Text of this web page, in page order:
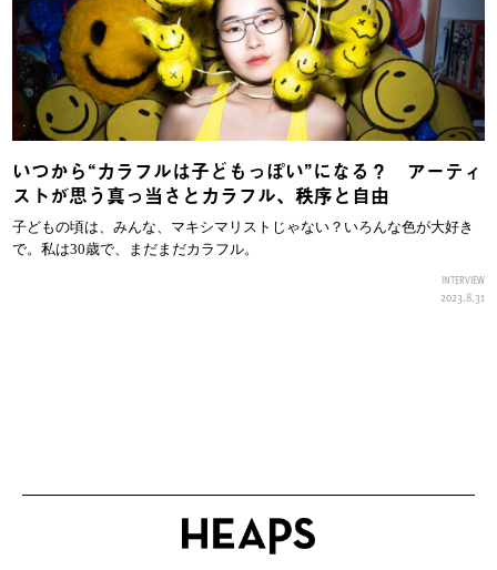
いつから“カラフルは子どもっぽい”になる？ アーティ
ストが思う真っ当さとカラフル、秩序と自由
子どもの頃は、みんな、マキシマリストじゃない？いろんな色が大好き
で。私は30歳で、まだまだカラフル。
INTERVIEW
2023.8.31